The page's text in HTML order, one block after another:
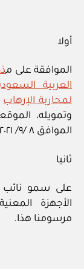
أولا
الموافقة على م
العربية
لمحاربة الإرهاب
الموافق ٨ /٩/ ٢٠٢١م، بالصيغة المرافقة.
ثانيا
على سمو نائب
الأجهزة
مرسومنا هذا.